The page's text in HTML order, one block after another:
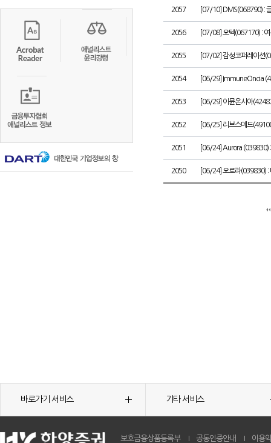
2057 [07/10] DMS(068790) :
2056 [07/08] 오텍(067170) :
2055 [07/02] 감성코퍼레이션
2054 [06/29] ImmuneOncia
2053 [06/29] 이뮨온시아
2052 [06/25] 리브스메드
2051 [06/24] Aurora
2050 [06/24] 오로라(039830) :
바로가기 서비스 기타 서비스
보호금융상품등록부 공동인증안내 이용